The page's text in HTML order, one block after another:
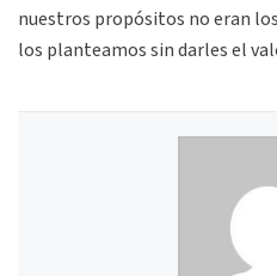
nuestros propósitos no eran
los planteamos sin darles el